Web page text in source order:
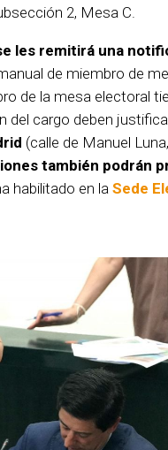
2, Mesa C.
les remitirá una
de miembro de
de la mesa electoral
del cargo deben
(calle de Manuel
también podrán
habilitado en la Sede